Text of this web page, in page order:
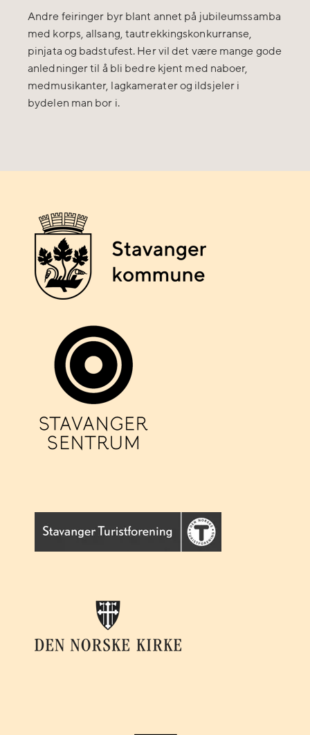
Andre feiringer byr blant annet på jubileumssamba
med korps, allsang, tautrekkingskonkurranse,
pinjata og badstufest. Her vil det være mange gode
anledninger til å bli bedre kjent med naboer,
medmusikanter, lagkamerater og ildsjeler i
bydelen man bor i.